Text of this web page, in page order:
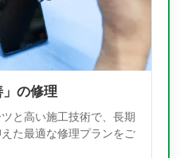
の修理
と高い施工技術で、長期
た最適な修理プランをご